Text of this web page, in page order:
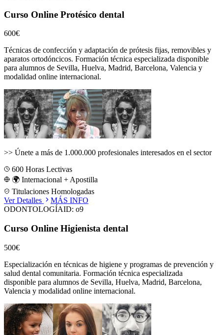
Curso Online Protésico dental
600€
Técnicas de confección y adaptación de prótesis fijas, removibles y
aparatos ortodóncicos. Formación técnica especializada disponible
para alumnos de Sevilla, Huelva, Madrid, Barcelona, Valencia y
modalidad online internacional.
>> Únete a más de 1.000.000 profesionales interesados en el sector
600 Horas Lectivas
🌍 Internacional + Apostilla
Titulaciones Homologadas
Ver Detalles
MÁS INFO
ODONTOLOGÍAID: o9
Curso Online Higienista dental
500€
Especialización en técnicas de higiene y programas de prevención y
salud dental comunitaria. Formación técnica especializada
disponible para alumnos de Sevilla, Huelva, Madrid, Barcelona,
Valencia y modalidad online internacional.